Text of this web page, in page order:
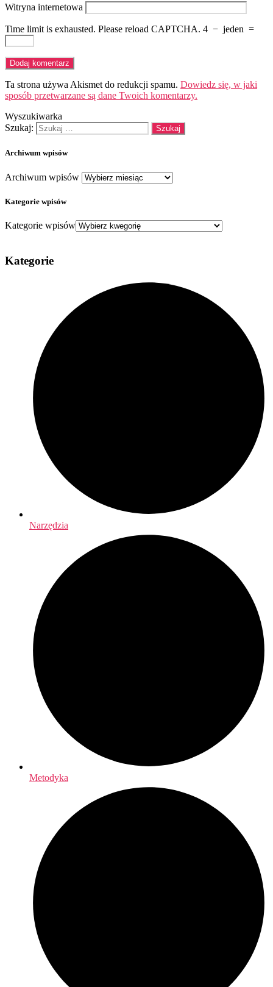
Witryna internetowa
Time limit is exhausted. Please reload CAPTCHA. 4 − jeden =
Ta strona używa Akismet do redukcji spamu. Dowiedz się, w jaki
sposób przetwarzane są dane Twoich komentarzy.
Wyszukiwarka
Szukaj:
Archiwum wpisów
Archiwum wpisów
Kategorie wpisów
Kategorie wpisów
Kategorie
Narzędzia
Metodyka